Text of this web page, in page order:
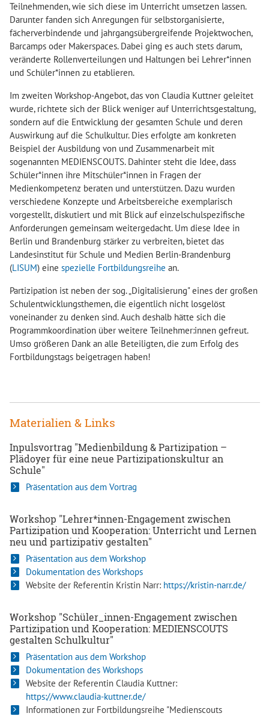
Teilnehmenden, wie sich diese im Unterricht umsetzen lassen.
Darunter fanden sich Anregungen für selbstorganisierte,
fächerverbindende und jahrgangsübergreifende Projektwochen,
Barcamps oder Makerspaces. Dabei ging es auch stets darum,
veränderte Rollenverteilungen und Haltungen bei Lehrer*innen
und Schüler*innen zu etablieren.
Im zweiten Workshop-Angebot, das von Claudia Kuttner geleitet
wurde, richtete sich der Blick weniger auf Unterrichtsgestaltung,
sondern auf die Entwicklung der gesamten Schule und deren
Auswirkung auf die Schulkultur. Dies erfolgte am konkreten
Beispiel der Ausbildung von und Zusammenarbeit mit
sogenannten MEDIENSCOUTS. Dahinter steht die Idee, dass
Schüler*innen ihre Mitschüler*innen in Fragen der
Medienkompetenz beraten und unterstützen. Dazu wurden
verschiedene Konzepte und Arbeitsbereiche exemplarisch
vorgestellt, diskutiert und mit Blick auf einzelschulspezifische
Anforderungen gemeinsam weitergedacht. Um diese Idee in
Berlin und Brandenburg stärker zu verbreiten, bietet das
Landesinstitut für Schule und Medien Berlin-Brandenburg
(LISUM) eine spezielle Fortbildungsreihe an.
Partizipation ist neben der sog. „Digitalisierung" eines der großen
Schulentwicklungsthemen, die eigentlich nicht losgelöst
voneinander zu denken sind. Auch deshalb hätte sich die
Programmkoordination über weitere Teilnehmer:innen gefreut.
Umso größeren Dank an alle Beteiligten, die zum Erfolg des
Fortbildungstags beigetragen haben!
Materialien & Links
Inpulsvortrag "Medienbildung & Partizipation –
Plädoyer für eine neue Partizipationskultur an
Schule"
Präsentation aus dem Vortrag
Workshop "Lehrer*innen-Engagement zwischen
Partizipation und Kooperation: Unterricht und Lernen
neu und partizipativ gestalten"
Präsentation aus dem Workshop
Dokumentation des Workshops
Website der Referentin Kristin Narr: https://kristin-narr.de/
Workshop "Schüler_innen-Engagement zwischen
Partizipation und Kooperation: MEDIENSCOUTS
gestalten Schulkultur"
Präsentation aus dem Workshop
Dokumentation des Workshops
Website der Referentin Claudia Kuttner:
https://www.claudia-kuttner.de/
Informationen zur Fortbildungsreihe "Medienscouts